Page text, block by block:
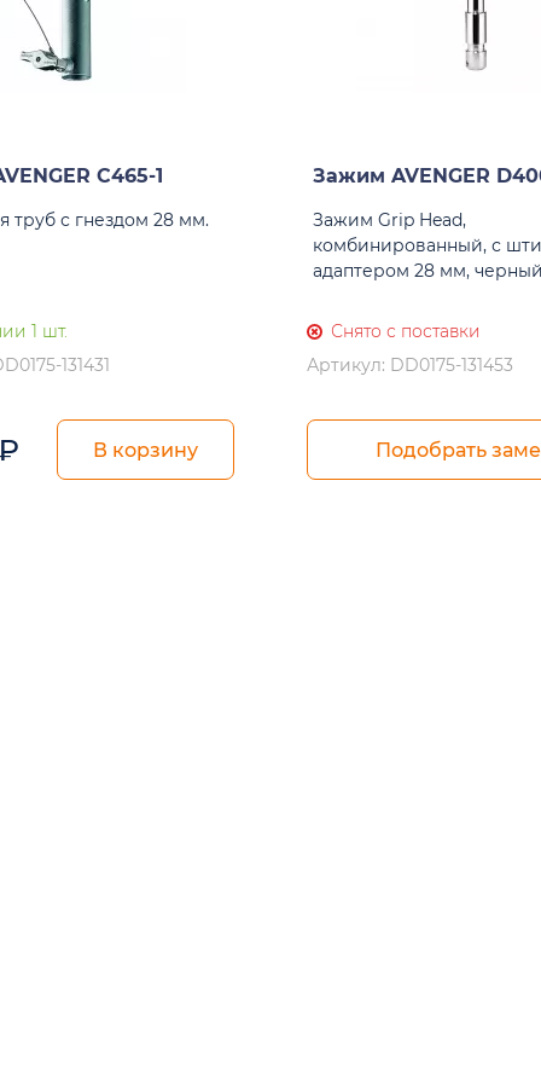
C465-1
труб с гнездом 28 мм.
1 шт.
131431
В корзину
Зажим AVENGER
Зажим Grip Head,
комбинированный, с
адаптером 28 мм,
Снято с поставки
Артикул: DD0175-131453
Подобрать